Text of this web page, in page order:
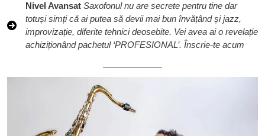
Nivel Avansat Saxofonul nu are secrete pentru tine dar
totuși simți că ai putea să devii mai bun învățând și jazz,
improvizație, diferite tehnici deosebite. Vei avea ai o revelație
achiziționând pachetul ‘PROFESIONAL’. Înscrie-te acum